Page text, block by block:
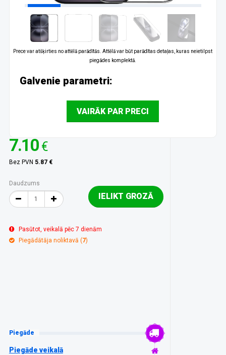
Prece var atšķirties no attēlā parādītās. Attēlā var būt parādītas detaļas, kuras neietilpst
piegādes komplektā.
Galvenie parametri:
VAIRĀK PAR PRECI
7.10 €
Bez PVN 5.87 €
Daudzums
IELIKT GROZĀ
Pasūtot, veikalā pēc 7 dienām
Piegādātāja noliktavā (7)
Piegāde
Piegāde veikalā